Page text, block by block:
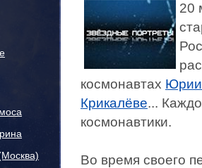
20
космонавтах Юрии
Крикалёве...
космонавтики.
Во время своего